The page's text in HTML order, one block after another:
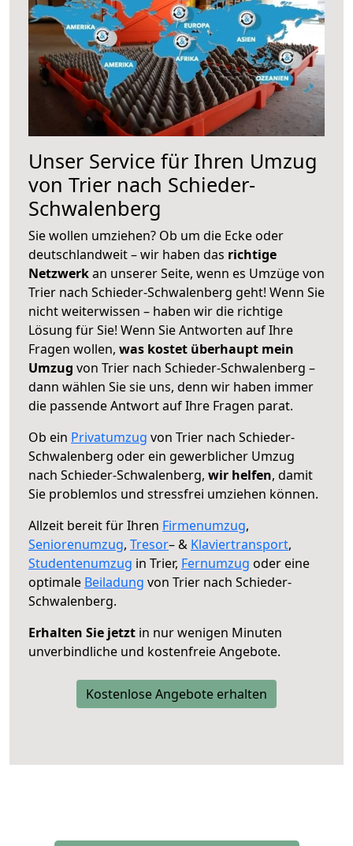
Unser Service für Ihren Umzug
von Trier nach Schieder-
Schwalenberg
Sie wollen umziehen? Ob um die Ecke oder
deutschlandweit – wir haben das richtige
Netzwerkan unserer Seite, wenn es Umzüge von
Trier nach Schieder-Schwalenberg geht! Wenn Sie
nicht weiterwissen – haben wir die richtige
Lösung für Sie! Wenn Sie Antworten auf Ihre
Fragen wollen, was kostet überhaupt mein
Umzug von Trier nach Schieder-Schwalenberg –
dann wählen Sie sie uns, denn wir haben immer
die passende Antwort auf Ihre Fragen parat.
Ob ein Privatumzug von Trier nach Schieder-
Schwalenberg oder ein gewerblicher Umzug
nach Schieder-Schwalenberg, wir helfen, damit
Sie problemlos und stressfrei umziehen können.
Allzeit bereit für Ihren Firmenumzug,
Seniorenumzug, Tresor– & Klaviertransport,
Studentenumzug in Trier, Fernumzug oder eine
optimale Beiladung von Trier nach Schieder-
Schwalenberg.
Erhalten Sie jetzt in nur wenigen Minuten
unverbindliche und kostenfreie Angebote.
Kostenlose Angebote erhalten